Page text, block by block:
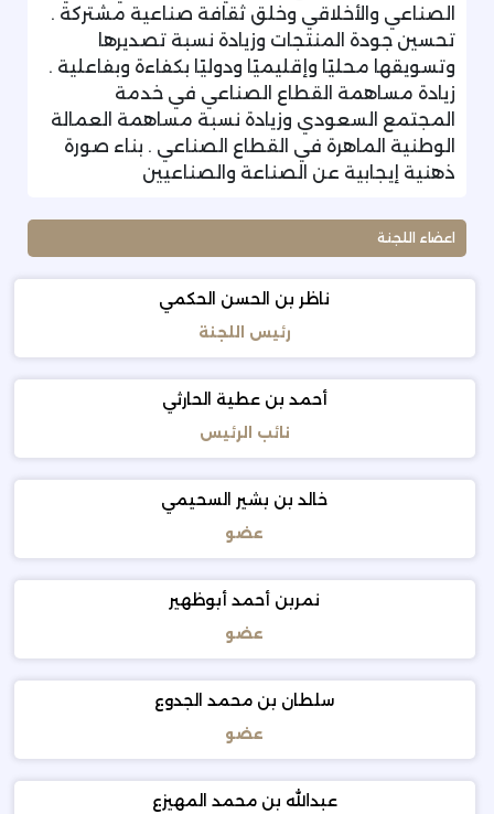
الصناعي والأخلاقي وخلق ثقافة صناعية مشتركة .
تحسين جودة المنتجات وزيادة نسبة تصديرها
وتسويقها محليًا وإقليميًا ودوليًا بكفاءة وبفاعلية .
زيادة مساهمة القطاع الصناعي في خدمة
المجتمع السعودي وزيادة نسبة مساهمة العمالة
الوطنية الماهرة في القطاع الصناعي . بناء صورة
ذهنية إيجابية عن الصناعة والصناعيين
اعضاء اللجنة
ناظر بن الحسن الحكمي
رئيس اللجنة
أحمد بن عطية الحارثي
نائب الرئيس
خالد بن بشير السحيمي
عضو
نمربن أحمد أبوظهير
عضو
سلطان بن محمد الجدوع
عضو
عبدالله بن محمد المهيزع